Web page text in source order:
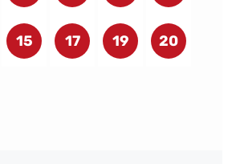
15 17 19 20